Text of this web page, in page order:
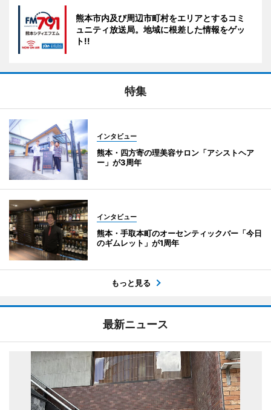
熊本市内及び周辺市町村をエリアとするコミ
ュニティ放送局。地域に根差した情報をゲッ
ト!!
特集
インタビュー
熊本・四方寄の理美容サロン「アシストヘア
ー」が3周年
インタビュー
熊本・手取本町のオーセンティックバー「今日
のギムレット」が1周年
もっと見る
最新ニュース